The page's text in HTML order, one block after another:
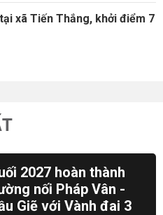
xã Tiến Thắng, khởi điểm 7
2027 hoàn thành
nối Pháp Vân -
Giẽ với Vành đai 3